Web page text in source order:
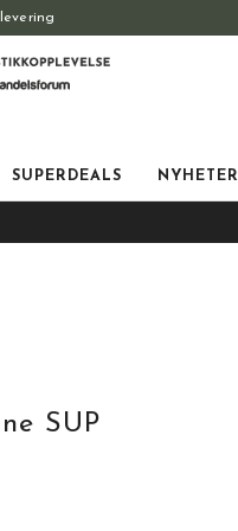
SUPERDEALS NYHETER
SUP